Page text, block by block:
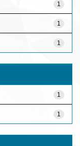
1
1
1
1
1